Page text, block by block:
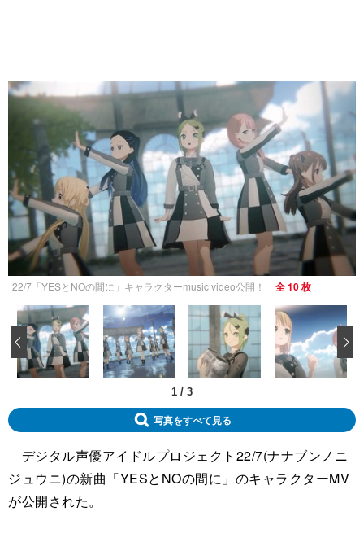
22/7「YESとNOの間に」キャラクターmusic video公開！ 全 10 枚
1 / 3
‹
写真をすべて見る
デジタル声優アイドルプロジェクト22/7(ナナブンノニ
ジュウニ)の新曲「YESとNOの間に」のキャラクターMV
が公開された。